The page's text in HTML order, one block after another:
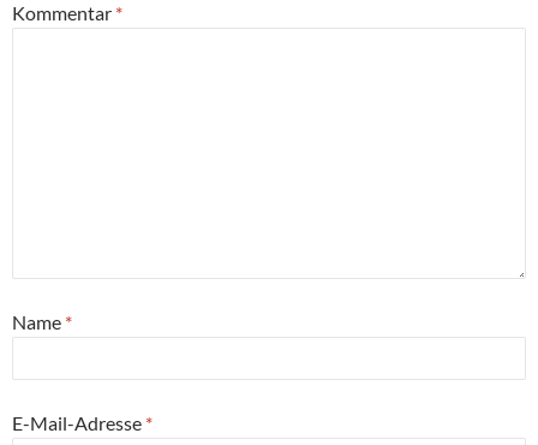
Kommentar *
Name *
E-Mail-Adresse *